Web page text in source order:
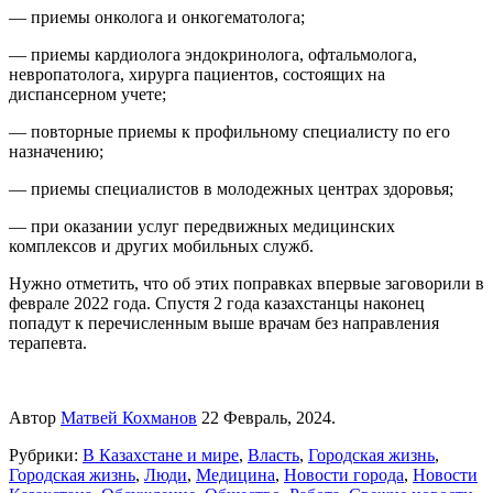
— приемы онколога и онкогематолога;
— приемы кардиолога эндокринолога, офтальмолога,
невропатолога, хирурга пациентов, состоящих на
диспансерном учете;
— повторные приемы к профильному специалисту по его
назначению;
— приемы специалистов в молодежных центрах здоровья;
— при оказании услуг передвижных медицинских
комплексов и других мобильных служб.
Нужно отметить, что об этих поправках впервые заговорили в
феврале 2022 года. Спустя 2 года казахстанцы наконец
попадут к перечисленным выше врачам без направления
терапевта.
Автор Матвей Кохманов 22 Февраль, 2024.
Рубрики: В Казахстане и мире, Власть, Городская жизнь,
Городская жизнь, Люди, Медицина, Новости города, Новости